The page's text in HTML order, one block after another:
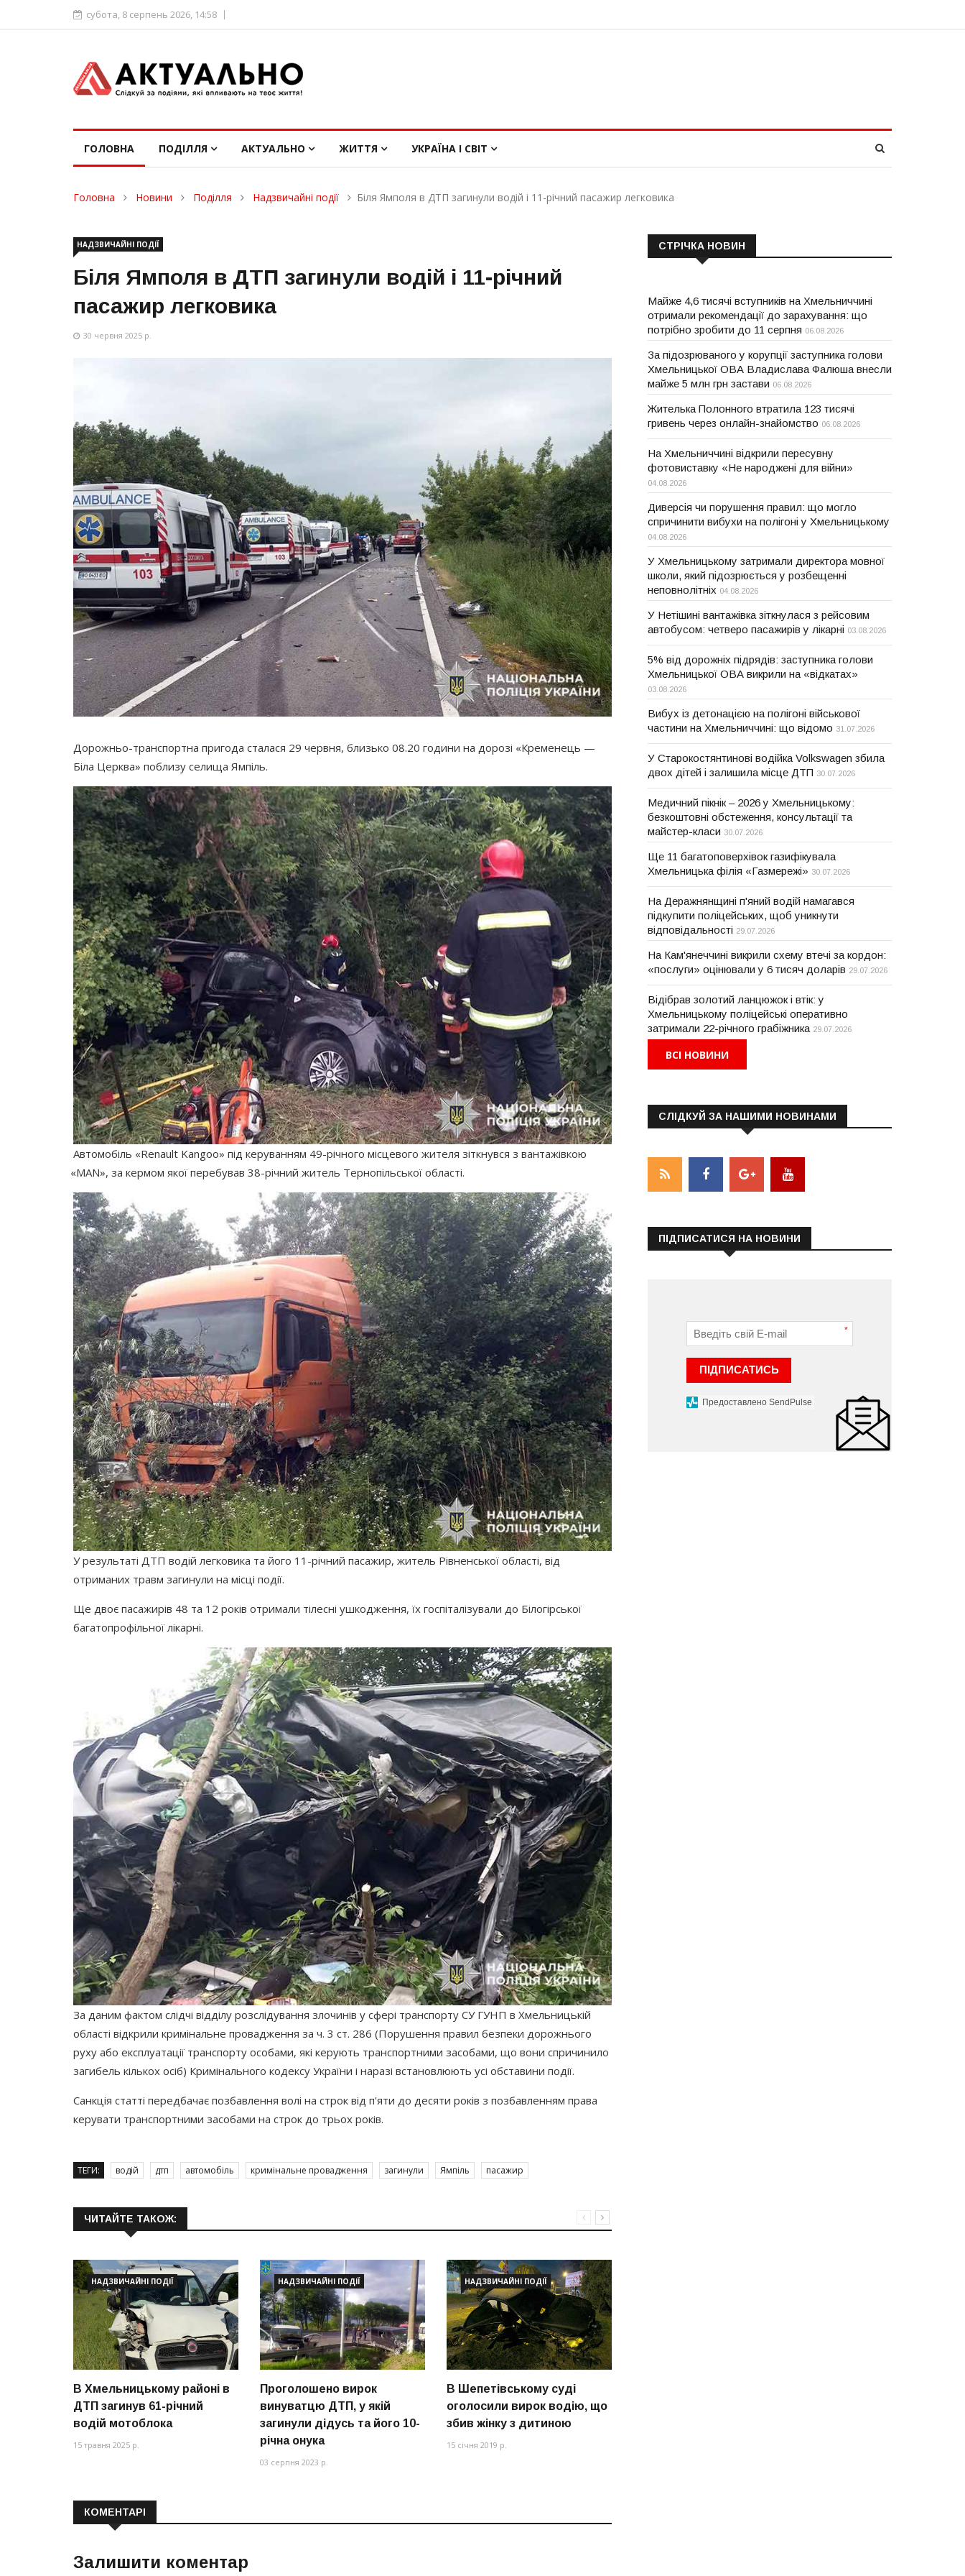
субота, 8 серпень 2026, 14:58
ГОЛОВНА ПОДІЛЛЯ АКТУАЛЬНО ЖИТТЯ УКРАЇНА І СВІТ
Головна Новини Поділля Надзвичайні події Біля Ямполя в ДТП загинули водій і 11-річний пасажир легковика
НАДЗВИЧАЙНІ ПОДІЇ
Біля Ямполя в ДТП загинули водій і 11-річний
пасажир легковика
30 червня 2025 р.
Дорожньо-транспортна пригода сталася 29 червня, близько 08.20 години на дорозі «Кременець —
Біла Церква» поблизу селища Ямпіль.
Автомобіль «Renault Kangoo» під керуванням 49-річного місцевого жителя зіткнувся з вантажівкою
«MAN», за кермом якої перебував 38-річний житель Тернопільської області.
У результаті ДТП водій легковика та його 11-річний пасажир, житель Рівненської області, від
отриманих травм загинули на місці події.
Ще двоє пасажирів 48 та 12 років отримали тілесні ушкодження, їх госпіталізували до Білогірської
багатопрофільної лікарні.
За даним фактом слідчі відділу розслідування злочинів у сфері транспорту СУ ГУНП в Хмельницькій
області відкрили кримінальне провадження за ч. 3 ст. 286 (Порушення правил безпеки дорожнього
руху або експлуатації транспорту особами, які керують транспортними засобами, що вони спричинило
загибель кількох осіб) Кримінального кодексу України і наразі встановлюють усі обставини події.
Санкція статті передбачає позбавлення волі на строк від п'яти до десяти років з позбавленням права
керувати транспортними засобами на строк до трьох років.
ТЕГИ: водій дтп автомобіль кримінальне провадження загинули Ямпіль пасажир
ЧИТАЙТЕ ТАКОЖ:
НАДЗВИЧАЙНІ ПОДІЇ
В Хмельницькому районі в
ДТП загинув 61-річний
водій мотоблока
15 травня 2025 р.
НАДЗВИЧАЙНІ ПОДІЇ
Проголошено вирок
винуватцю ДТП, у якій
загинули дідусь та його 10-
річна онука
03 серпня 2023 р.
НАДЗВИЧАЙНІ ПОДІЇ
В Шепетівському суді
оголосили вирок водію, що
збив жінку з дитиною
15 січня 2019 р.
КОМЕНТАРІ
Залишити коментар
СТРІЧКА НОВИН
Майже 4,6 тисячі вступників на Хмельниччині
отримали рекомендації до зарахування: що
потрібно зробити до 11 серпня 06.08.2026
За підозрюваного у корупції заступника голови
Хмельницької ОВА Владислава Фалюша внесли
майже 5 млн грн застави 06.08.2026
Жителька Полонного втратила 123 тисячі
гривень через онлайн-знайомство 06.08.2026
На Хмельниччині відкрили пересувну
фотовиставку «Не народжені для війни»
04.08.2026
Диверсія чи порушення правил: що могло
спричинити вибухи на полігоні у Хмельницькому
04.08.2026
У Хмельницькому затримали директора мовної
школи, який підозрюється у розбещенні
неповнолітніх 04.08.2026
У Нетішині вантажівка зіткнулася з рейсовим
автобусом: четверо пасажирів у лікарні 03.08.2026
5% від дорожніх підрядів: заступника голови
Хмельницької ОВА викрили на «відкатах»
03.08.2026
Вибух із детонацією на полігоні військової
частини на Хмельниччині: що відомо 31.07.2026
У Старокостянтинові водійка Volkswagen збила
двох дітей і залишила місце ДТП 30.07.2026
Медичний пікнік – 2026 у Хмельницькому:
безкоштовні обстеження, консультації та
майстер-класи 30.07.2026
Ще 11 багатоповерхівок газифікувала
Хмельницька філія «Газмережі» 30.07.2026
На Деражнянщині п'яний водій намагався
підкупити поліцейських, щоб уникнути
відповідальності 29.07.2026
На Кам'янеччині викрили схему втечі за кордон:
«послуги» оцінювали у 6 тисяч доларів 29.07.2026
Відібрав золотий ланцюжок і втік: у
Хмельницькому поліцейські оперативно
затримали 22-річного грабіжника 29.07.2026
ВСІ НОВИНИ
СЛІДКУЙ ЗА НАШИМИ НОВИНАМИ
ПІДПИСАТИСЯ НА НОВИНИ
*
ПІДПИСАТИСЬ
Предоставлено SendPulse